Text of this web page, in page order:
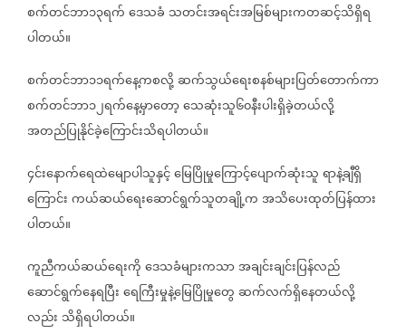
စက်တင်ဘာ၁၃ရက်ဒေသခံ သတင်းအရင်းအမြစ်များကတဆင့်သိရှိရ
ပါတယ်။
စက်တင်ဘာ၁၁ရက်နေ့ကစလို့ဆက်သွယ်ရေးစနစ်များပြတ်တောက်ကာ
စက်တင်ဘာ၁၂ရက်နေ့မှာတော့သေဆုံးသူ၆၀နီးပါးရှိခဲ့တယ်လို့
အတည်ပြုနိုင်ခဲ့ကြောင်းသိရပါတယ်။
၄င်းနောက်ရေထဲမျောပါသူနှင့်မြေပြိုမှုကြောင့်ပျောက်ဆုံးသူရာနဲ့ချီရှိ
ကြောင်းကယ်ဆယ်ရေးဆောင်ရွက်သူတချို့ကအသိပေးထုတ်ပြန်ထား
ပါတယ်။
ကူညီကယ်ဆယ်ရေးကိုဒေသခံများကသာအချင်းချင်းပြန်လည်
ဆောင်ရွက်နေရပြီးရေကြီးမှုနဲ့မြေပြိုမှုတွေဆက်လက်ရှိနေတယ်လို့
လည်း သိရှိရပါတယ်။